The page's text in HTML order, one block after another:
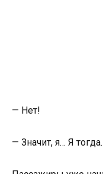
— Нет!
— Значит, я… Я